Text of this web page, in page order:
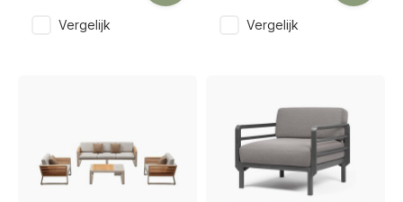
Vergelijk Vergelijk